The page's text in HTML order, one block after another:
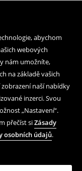
abychom
webových
nám umožníte,
na základě vašich
naší nabídky
inzerci. Svou
„Nastavení“.
přečíst siZásady
osobních údajů.